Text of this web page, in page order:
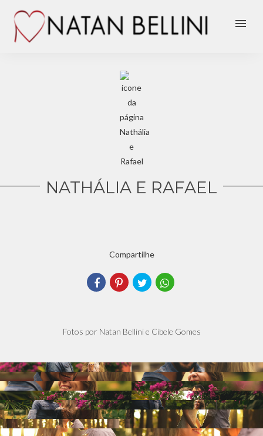
menu
NATHÁLIA E RAFAEL
Compartilhe
Fotos por Natan Bellini e Cibele Gomes